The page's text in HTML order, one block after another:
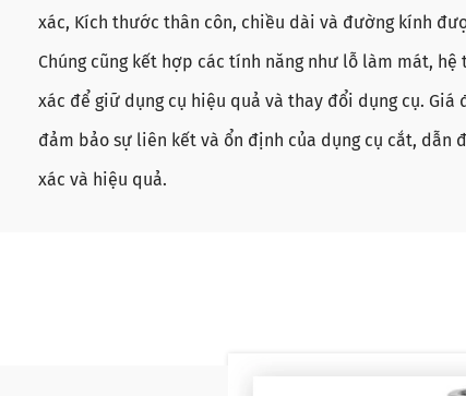
xác, Kích thước thân côn, chiều dài và đường kính
Chúng cũng kết hợp các tính năng như lỗ làm mát,
xác để giữ dụng cụ hiệu quả và thay đổi dụng cụ.
đảm bảo sự liên kết và ổn định của dụng cụ cắt, dẫn
xác và hiệu quả.